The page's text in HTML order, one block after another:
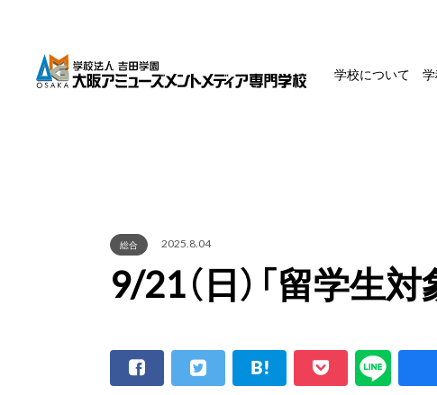
学校について
総合 2025.8.04
9/21（日）「留学生